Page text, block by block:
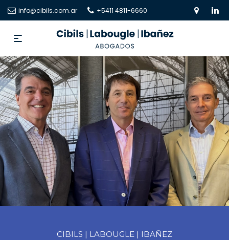
info@cibils.com.ar +5411 4811-6660
CIBILS | LABOUGLE | IBAÑEZ